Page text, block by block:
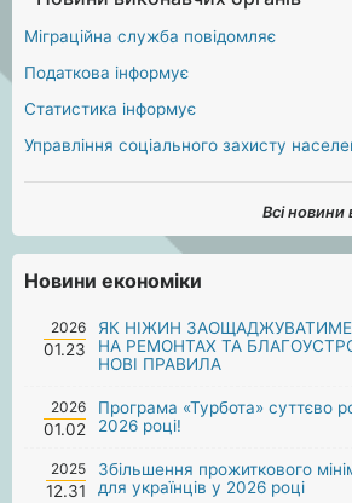
Міграційна служба повідомляє
Податкова інформує
Статистика інформує
Управління соціального захисту
Всі новини
Новини економіки
2026
01.23
ЯК НІЖИН
НА РЕМОНТАХ ТА
НОВІ ПРАВИЛА
2026
01.02
Програма «Турбота» суттєво
2026 році!
2025
12.31
Збільшення прожиткового
для українців у 2026 році